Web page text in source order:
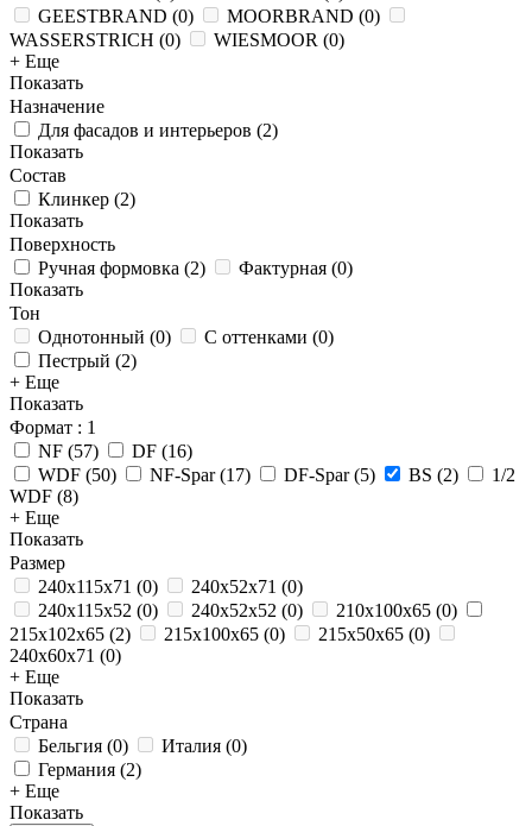
GEESTBRAND (0) MOORBRAND (0)
WASSERSTRICH (0) WIESMOOR (0)
+ Еще
Показать
Назначение
Для фасадов и интерьеров (2)
Показать
Состав
Клинкер (2)
Показать
Поверхность
Ручная формовка (2) Фактурная (0)
Показать
Тон
Однотонный (0) С оттенками (0)
Пестрый (2)
+ Еще
Показать
Формат : 1
NF (57) DF (16)
WDF (50) NF-Spar(17) DF-Spar(5) BS (2)
1/2
WDF (8)
+ Еще
Показать
Размер
240x115x71 (0) 240x52x71 (0)
240x115x52 (0) 240x52x52 (0) 210x100x65 (0)
215x102x65 (2) 215x100x65 (0) 215x50x65 (0)
240x60x71 (0)
+ Еще
Показать
Страна
Бельгия (0) Италия (0)
Германия (2)
+ Еще
Показать